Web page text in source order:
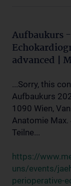
Aufbaukurs
advanced |
...Sorry, this
Aufbaukurs
1090 Wien,
Anatomie Max.
Teilne...
https://
uns/events/
perioperative-